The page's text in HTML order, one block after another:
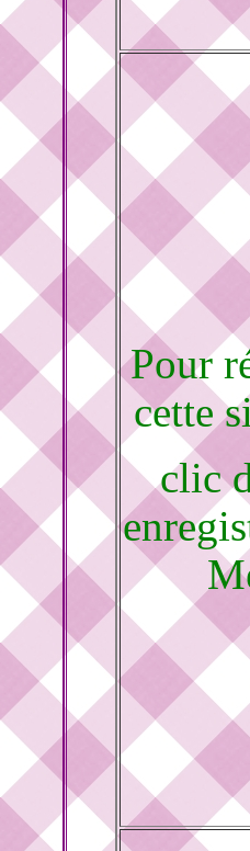
Pour
cette
clic